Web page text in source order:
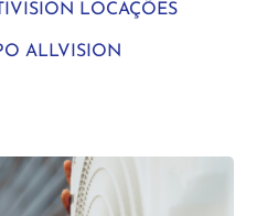
LOCAÇÕES
ALLVISION